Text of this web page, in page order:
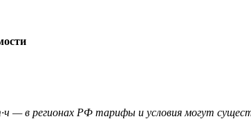
— в регионах РФ тарифы и условия могут